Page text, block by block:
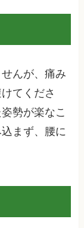
んが、痛み
てくださ
勢が楽なこ
まず、腰に